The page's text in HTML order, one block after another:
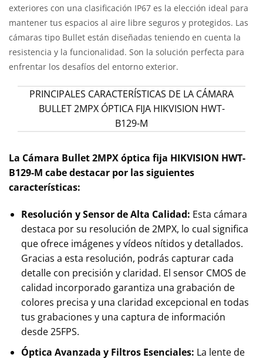
exteriores con una clasificación IP67 es la elección ideal para
mantener tus espacios al aire libre seguros y protegidos. Las
cámaras tipo Bullet están diseñadas teniendo en cuenta la
resistencia y la funcionalidad. Son la solución perfecta para
enfrentar los desafíos del entorno exterior.
PRINCIPALES CARACTERÍSTICAS DE LA CÁMARA
BULLET 2MPX ÓPTICA FIJA HIKVISION HWT-
B129-M
La Cámara Bullet 2MPX óptica fija HIKVISION HWT-
B129-M cabe destacar por las siguientes
características:
Resolución y Sensor de Alta Calidad: Esta cámara
destaca por su resolución de 2MPX, lo cual significa
que ofrece imágenes y vídeos nítidos y detallados.
Gracias a esta resolución, podrás capturar cada
detalle con precisión y claridad. El sensor CMOS de
calidad incorporado garantiza una grabación de
colores precisa y una claridad excepcional en todas
tus grabaciones y una captura de información
desde 25FPS.
Óptica Avanzada y Filtros Esenciales: La lente de